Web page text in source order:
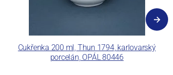
Cukřenka 200 ml, Thun 1794, karlovarský
porcelán, OPÁL 80446